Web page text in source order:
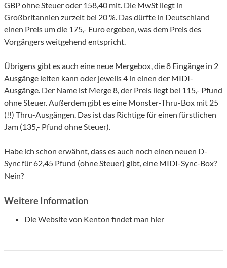
GBP ohne Steuer oder 158,40 mit. Die MwSt liegt in
Großbritannien zurzeit bei 20 %. Das dürfte in Deutschland
einen Preis um die 175,- Euro ergeben, was dem Preis des
Vorgängers weitgehend entspricht.
Übrigens gibt es auch eine neue Mergebox, die 8 Eingänge in 2
Ausgänge leiten kann oder jeweils 4 in einen der MIDI-
Ausgänge. Der Name ist Merge 8, der Preis liegt bei 115,- Pfund
ohne Steuer. Außerdem gibt es eine Monster-Thru-Box mit 25
(!!) Thru-Ausgängen. Das ist das Richtige für einen fürstlichen
Jam (135,- Pfund ohne Steuer).
Habe ich schon erwähnt, dass es auch noch einen neuen D-
Sync für 62,45 Pfund (ohne Steuer) gibt, eine MIDI-Sync-Box?
Nein?
Weitere Information
DieWebsite von Kenton findet man hier